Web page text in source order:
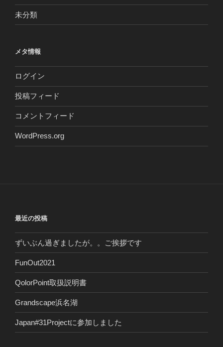
未分類
メタ情報
ログイン
投稿フィード
コメントフィード
WordPress.org
最近の投稿
ずいぶん過ぎましたが。。ご挨拶です
FunOut2021
QolorPoint取扱説明書
Grandscape浜名湖
Japan#31Projectに参加しました